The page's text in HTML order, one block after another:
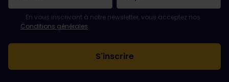
Votre abonnement a bien été pris en compte.
Le champ adresse e-mail est obligatoire.
L'adresse e-mail n'est pas valide !
L'inscription à la newsletter a échoué. Veuillez réessayer
Vous êtes déjà abonné(e) à cette newsletter.
Veuillez accepter les conditions générales pour vous inscrire à
En vous inscrivant à notre newsletter, vous acceptez nos
Conditions générales.